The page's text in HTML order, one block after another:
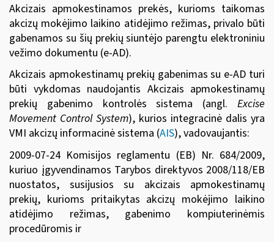
Akcizais apmokestinamos prekės, kurioms taikomas
akcizų mokėjimo laikino atidėjimo režimas, privalo būti
gabenamos su šių prekių siuntėjo parengtu elektroniniu
vežimo dokumentu (e-AD).
Akcizais apmokestinamų prekių gabenimas su e-AD turi
būti vykdomas naudojantis Akcizais apmokestinamų
prekių gabenimo kontrolės sistema (angl. Excise
Movement Control System), kurios integracinė dalis yra
VMI akcizų informacinė sistema (AIS), vadovaujantis:
2009-07-24 Komisijos reglamentu (EB) Nr. 684/2009,
kuriuo įgyvendinamos Tarybos direktyvos 2008/118/EB
nuostatos, susijusios su akcizais apmokestinamų
prekių, kurioms pritaikytas akcizų mokėjimo laikino
atidėjimo režimas, gabenimo kompiuterinėmis
procedūromis ir